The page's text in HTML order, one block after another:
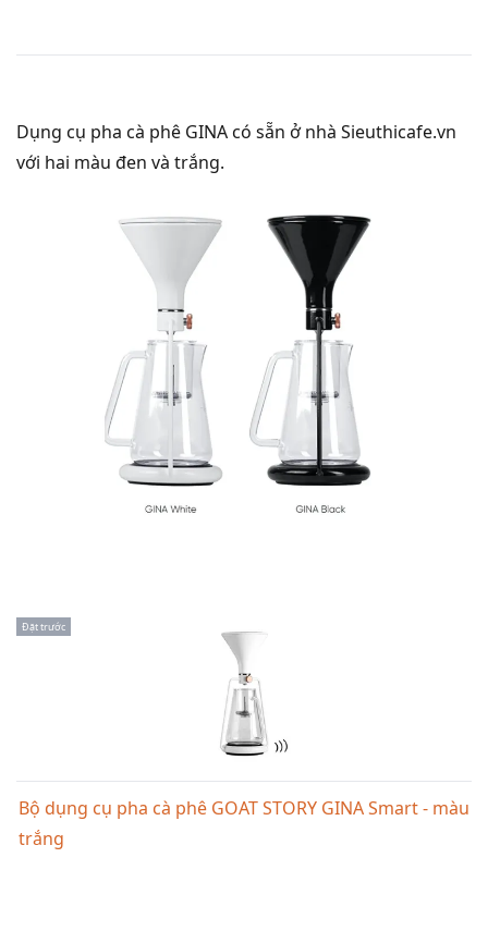
Dụng cụ pha cà phê GINA có sẵn ở nhà Sieuthicafe.vn
với hai màu đen và trắng.
Đặt trước
Bộ dụng cụ pha cà phê GOAT STORY GINA Smart - màu
trắng